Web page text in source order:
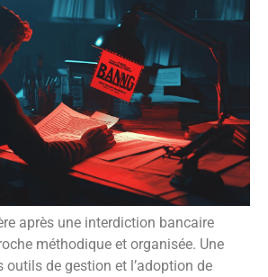
après une interdiction bancaire
méthodique et organisée. Une
outils de gestion et l’adoption de